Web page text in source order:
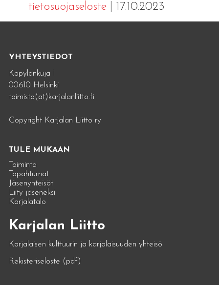
tietosuojaseloste| 17.10.2023
YHTEYSTIEDOT
Käpylänkuja 1
00610 Helsinki
toimisto(at)karjalanliitto.fi
Copyright Karjalan Liitto ry
TULE MUKAAN
Toiminta
Tapahtumat
Jäsenyhteisöt
Liity jäseneksi
Karjalatalo
Karjalan Liitto
Karjalaisen kulttuurin ja karjalaisuuden yhteisö
Rekisteriseloste (pdf)